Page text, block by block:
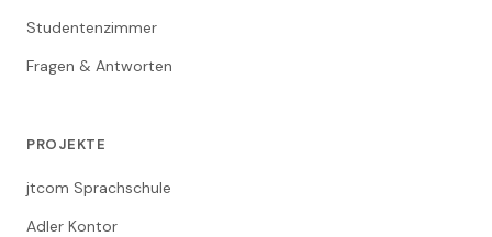
Studentenzimmer
Fragen & Antworten
PROJEKTE
jtcom Sprachschule
Adler Kontor